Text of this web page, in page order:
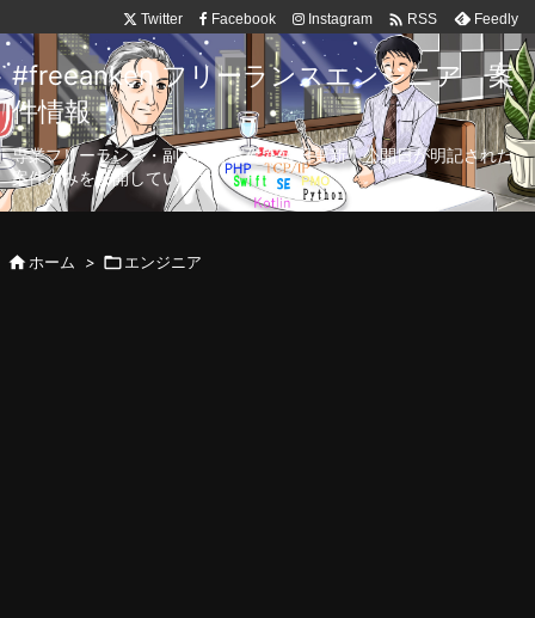
Twitter Facebook Instagram  RSS Feedly
#freeanken フリーランスエンジニア 案
件情報
専業フリーランス・副業向け案件を毎日更新！公開日が明記された
案件のみを公開しています。
ホーム > エンジニア